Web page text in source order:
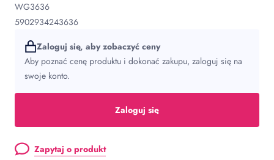
WG3636
5902934243636
Zaloguj się, aby zobaczyć ceny
Aby poznać cenę produktu i dokonać zakupu, zaloguj się na
swoje konto.
Zaloguj się
Zapytaj o produkt